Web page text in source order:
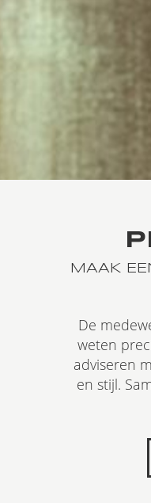
MAAK
De
weten
adviseren
en stijl.